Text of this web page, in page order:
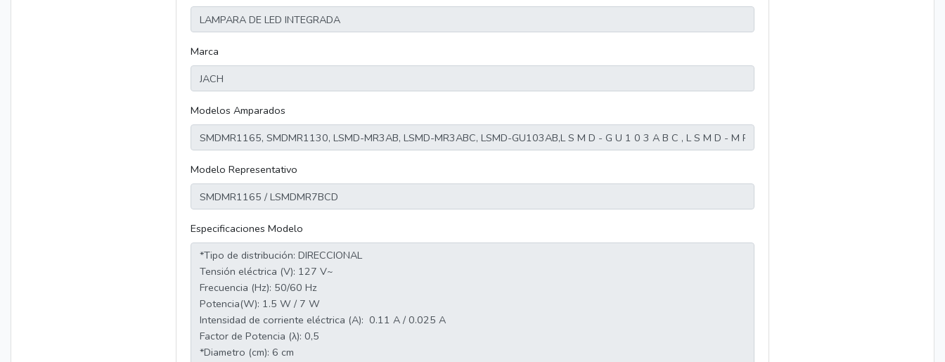
Marca
Modelos Amparados
Modelo Representativo
Especificaciones Modelo